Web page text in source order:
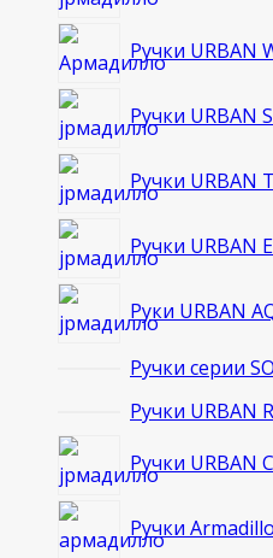
Ручки URBAN
Ручки URBAN
Ручки URBAN
Ручки URBAN
Руки URBAN
Ручки серии
Ручки URBAN
Ручки URBAN
Ручки